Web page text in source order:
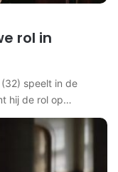
rol in
speelt in de
hij de rol op…